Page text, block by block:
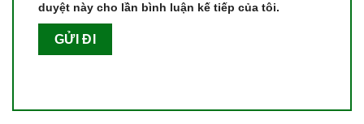
duyệt này cho lần bình luận kế tiếp của tôi.